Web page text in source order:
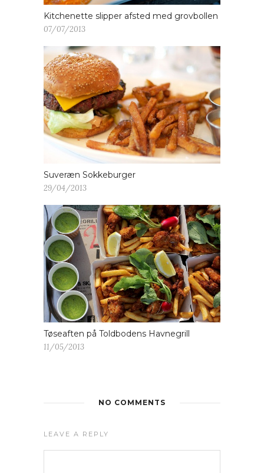
Kitchenette slipper afsted med grovbollen
07/07/2013
Suveræn Sokkeburger
29/04/2013
Tøseaften på Toldbodens Havnegrill
11/05/2013
NO COMMENTS
LEAVE A REPLY